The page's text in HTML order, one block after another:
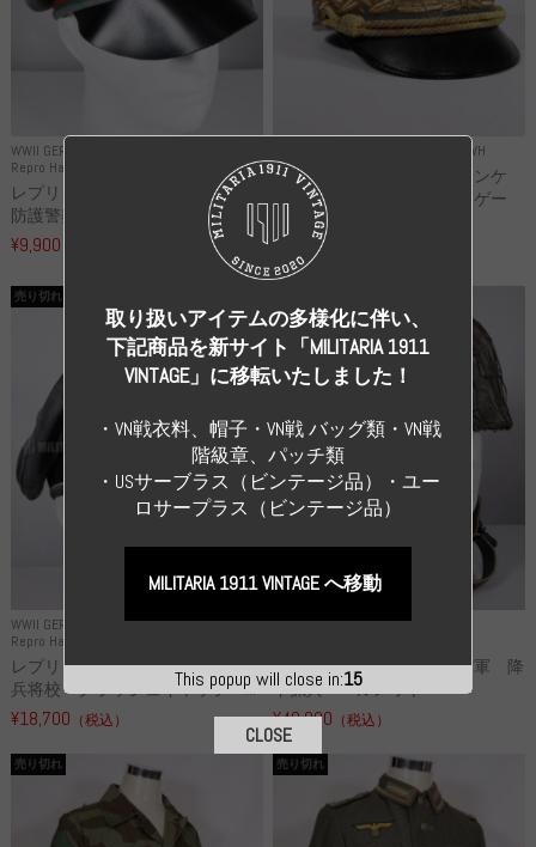
WWII GERMANY
Repro Hat and Cap Police and other
レプリカ ドイツ秩序警察 都市
防護警察 クラッシュキャップ...
¥9,900
Repro Uniforms WH
レプリカ ミヒャエル・ヤンケ
製 国家元帥 ヘルマン・ゲー
¥55,000
WWII GERMANY
Repro Hat and Cap SS and WSS
売り切れ
レプリカ 武装親衛隊 WSS 歩
兵将校 クラッシュキャップ ...
¥18,700 （税込）
WWII GERMANY
高品質レプリカ ドイツ空軍 降
下猟兵 ヘルメット
¥49,800 （税込）
売り切れ 売り切れ
This popup will close in:15
取り扱いアイテムの多様化に伴い、
下記商品を新サイト「MILITARIA 1911
VINTAGE」に移転いたしました！
・VN戦衣料、帽子・VN戦 バッグ類・VN戦
階級章、パッチ類
・USサーブラス（ビンテージ品）・ユー
ロサープラス（ビンテージ品）
MILITARIA 1911 VINTAGE へ移動
CLOSE